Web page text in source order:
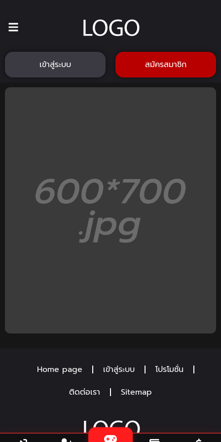
เข้าสู่ระบบ สมัครสมาชิก
Home page เข้าสู่ระบบ
โปรโมชั่น
ติดต่อเรา
Sitemap